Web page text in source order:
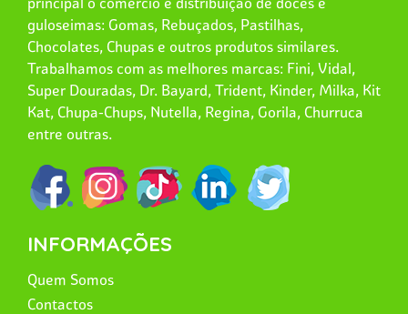
guloseimas: Gomas, Rebuçados, Pastilhas,
Chocolates, Chupas e outros produtos similares.
Trabalhamos com as melhores marcas: Fini, Vidal,
Super Douradas, Dr. Bayard, Trident, Kinder, Milka, Kit
Kat, Chupa-Chups, Nutella, Regina, Gorila, Churruca
entre outras.
INFORMAÇÕES
Quem Somos
Contactos